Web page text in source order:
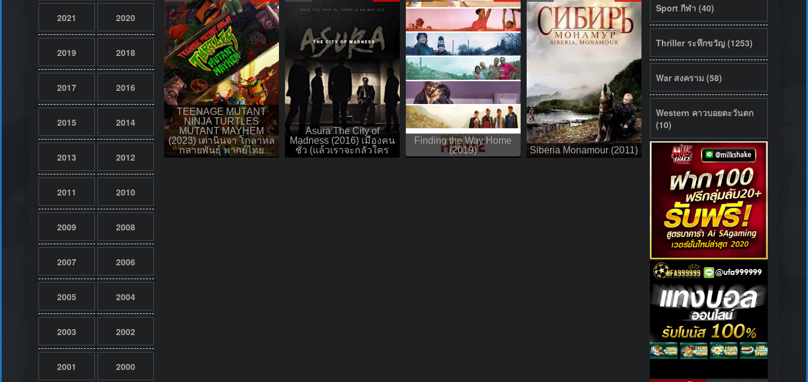
2021 2020
2019 2018
2017 2016
2015 2014
2013 2012
2011 2010
2009 2008
2007 2006
2005 2004
2003 2002
2001 2000
TEENAGE MUTANT
NINJA TURTLES
MUTANT MAYHEM
(2023) เต่านินจา โกลาหล
กลายพันธุ์ พากย์ไทย
Asura The City of
Madness (2016) เมืองคน
ชั่ว (แล้วเราจะกลัวใคร
Finding the Way Home
(2019)
Siberia Monamour (2011)
Sport กีฬา (40)
Thriller ระทึกขวัญ (1253)
War สงคราม (58)
Western คาวบอยตะวันตก
(10)